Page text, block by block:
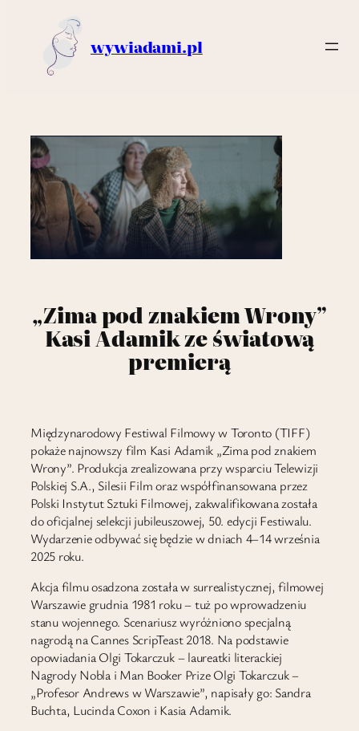
Przejdź
wywiadami.pl
„Zima pod znakiem Wrony”
Kasi Adamik ze światową
premierą
Międzynarodowy Festiwal Filmowy w Toronto (TIFF)
pokaże najnowszy film Kasi Adamik „Zima pod znakiem
Wrony”. Produkcja zrealizowana przy wsparciu Telewizji
Polskiej S.A., Silesii Film oraz współfinansowana przez
Polski Instytut Sztuki Filmowej, zakwalifikowana została
do oficjalnej selekcji jubileuszowej, 50. edycji Festiwalu.
Wydarzenie odbywać się będzie w dniach 4–14 września
2025 roku.
Akcja filmu osadzona została w surrealistycznej, filmowej
Warszawie grudnia 1981 roku – tuż po wprowadzeniu
stanu wojennego. Scenariusz wyróżniono specjalną
nagrodą na Cannes ScripTeast 2018. Na podstawie
opowiadania Olgi Tokarczuk – laureatki literackiej
Nagrody Nobla i Man Booker Prize Olgi Tokarczuk –
„Profesor Andrews w Warszawie”, napisały go: Sandra
Buchta, Lucinda Coxon i Kasia Adamik.